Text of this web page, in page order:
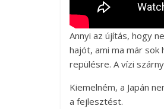
Annyi az újítás, hogy
hajót, ami ma már
repülésre. A vízi
Kiemelném, a Japán
a fejlesztést.